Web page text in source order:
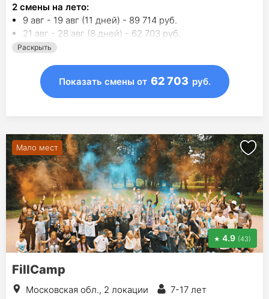
2 смены на лето:
9 авг - 19 авг (11 дней) - 89 714 руб.
21 авг - 28 авг (8 дней) - 62 703 руб.
Раскрыть
Показать смены от 62 703 руб.
Мало мест
4.9 (43)
FillCamp
Московская обл., 2 локации
7-17 лет